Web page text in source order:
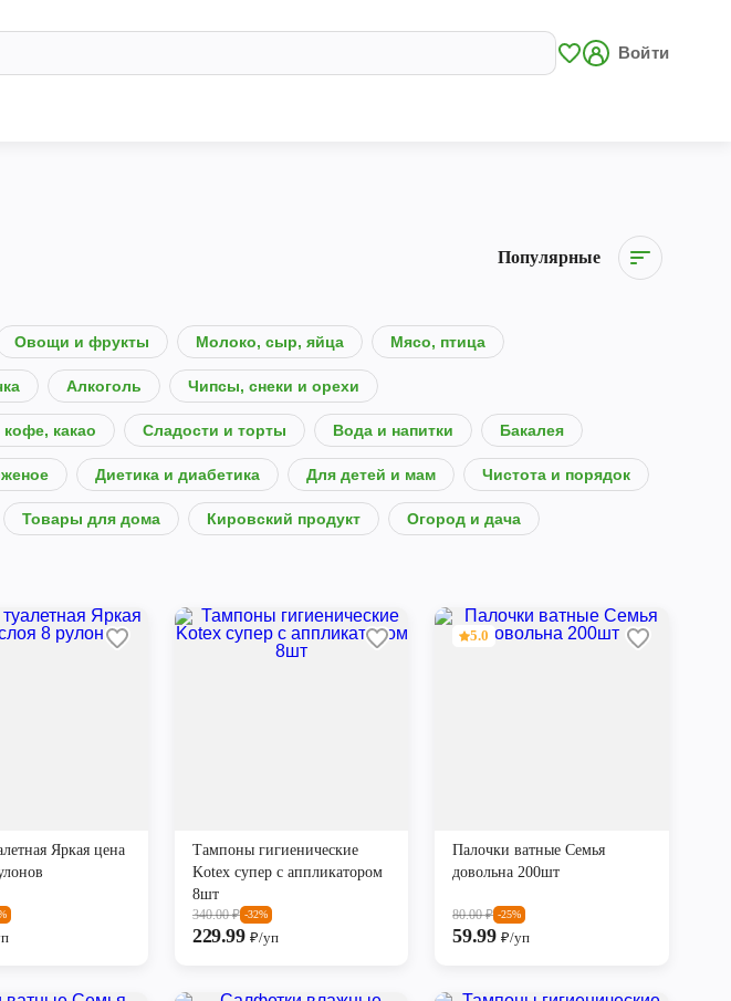
Войти
Популярные
Овощи и фрукты Молоко, сыр, яйца Мясо, птица
Алкоголь Чипсы, снеки и орехи
какао Сладости и торты Вода и напитки Бакалея
Диетика и диабетика Для детей и мам Чистота и порядок
Товары для дома Кировский продукт Огород и дача
Яркая цена
Тампоны гигиенические
Kotex супер с аппликатором
8шт
340.00₽ -32%
229.99₽/уп
5.0
Палочки ватные Семья
довольна 200шт
80.00₽ -25%
59.99 ₽/уп